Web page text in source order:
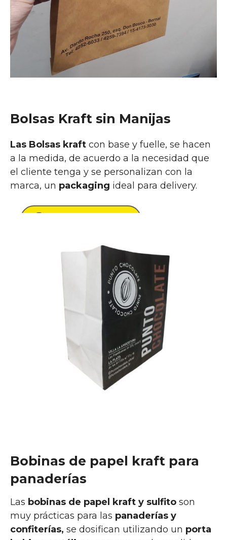
Bolsas Kraft sin Manijas
Las Bolsas kraft con base y fuelle, se hacen
a la medida, de acuerdo a la necesidad que
el cliente tenga y se personalizan con la
marca, un packaging ideal para delivery.
Bobinas de papel kraft para
panaderías
Las bobinas de papel kraft y sulfito son
muy prácticas para las panaderías y
confiterías, se dosifican utilizando un porta